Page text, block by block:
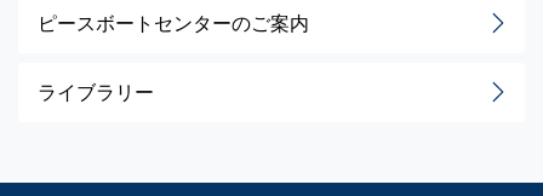
ピースボートセンターのご案内
ライブラリー